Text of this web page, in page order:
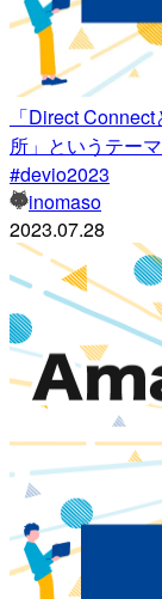
「Direct
所」というテー
#devio2023
inomaso
2023.07.28